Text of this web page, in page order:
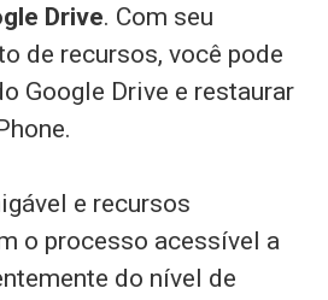
Drive. Com seu
de recursos, você pode
Google Drive e restaurar
e recursos
o processo acessível a
do nível de